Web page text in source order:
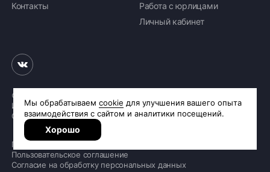
Контакты
Работа с юрлицами
Личный кабинет
© 2026 «Шинное бюро Шлепакова»
Интернет-магазин шин и дисков
Сделано вR.class
Политика обработки персональных данных
Пользовательское соглашение
Согласие на обработку персональных данных